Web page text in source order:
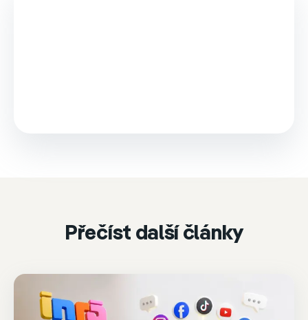
Přečíst další články